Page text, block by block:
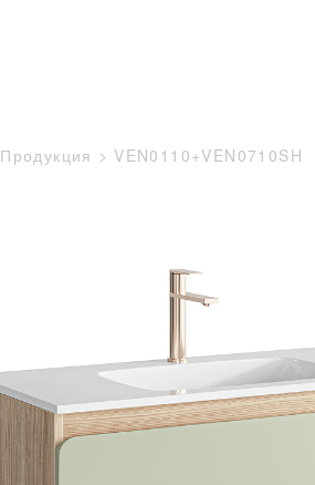
Продукция VEN0110+VEN0710SH